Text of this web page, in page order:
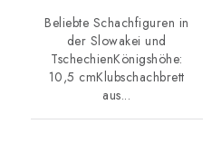
Beliebte Schachfiguren in
der Slowakei und
TschechienKönigshöhe:
10,5 cmKlubschachbrett
aus...